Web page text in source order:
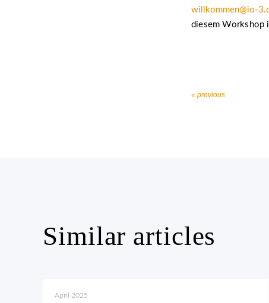
willkommen@io-
diesem Workshop
« previous
Similar articles
April 2025